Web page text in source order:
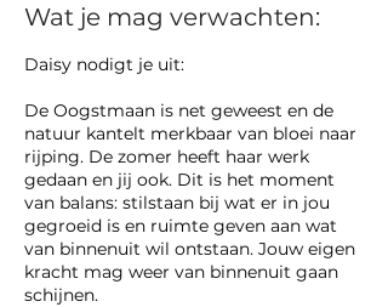
Wat je mag verwachten:
Daisy nodigt je uit:
De Oogstmaan is net geweest en de
natuur kantelt merkbaar van bloei naar
rijping. De zomer heeft haar werk
gedaan en jij ook. Dit is het moment
van balans: stilstaan bij wat er in jou
gegroeid is en ruimte geven aan wat
van binnenuit wil ontstaan. Jouw eigen
kracht mag weer van binnenuit gaan
schijnen.